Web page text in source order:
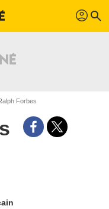
profil search
Forbes